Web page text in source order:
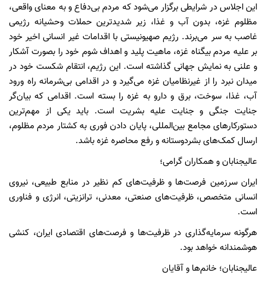
این اجلاس در شرایطی برگزار می‌شود که مردم بی‌دفاع و به معنای واقعی،
مظلوم غزه، بدون آب و غذا، زیر شدیدترین حملات وحشیانه رژیمی
غاصب به سر می‌برند. رژیم صهیونیستی با اقدامات غیر انسانی اخیر خود
بر علیه مردم بیگناه غزه، ماهیت پلید و اهداف شوم خود را بصورت آشکار
و علنی به نمایش جهانی گذاشته است. این رژیم، انتقام شکست خود در
میدان نبرد را از غیرنظامیان غزه می‌گیرد و در اقدامی بی‌شرمانه راه ورود
آب، غذا، سوخت، برق و دارو به غزه را بسته است. اقدامی که بیان‌گر
جنایت جنگی و جنایت علیه بشریت است. باید یکی از مهم‌ترین
دستورکار‌های مجامع بین‌المللی، پایان دادن فوری به کشتار مردم مظلوم،
ارسال کمک‌های بشردوستانه و رفع محاصره غزه باشد.
عالیجنابان و همکاران گرامی؛
ایران سرزمین فرصت‌ها و ظرفیت‌های کم نظیر در منابع طبیعی، نیروی
انسانی متخصص، ظرفیت‌های صنعتی، معدنی، ترانزیتی، انرژی و فناوری
است.
هرگونه سرمایه‌گذاری در ظرفیت‌ها و فرصت‌های اقتصادی ایران، کنشی
هوشمندانه خواهد بود.
عالیجنابان؛ خانم‌ها و آقایان